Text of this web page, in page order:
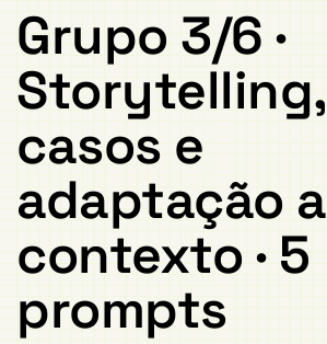
Grupo 3/6 ·
Storytelling,
casos e
adaptação a
contexto · 5
prompts